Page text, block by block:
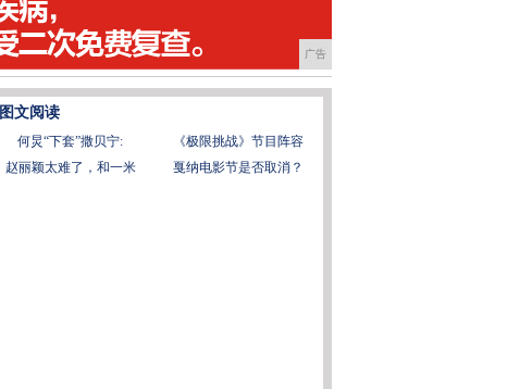
广告
图文阅读
何炅“下套”撒贝宁:
《极限挑战》节目阵容
赵丽颖太难了，和一米
戛纳电影节是否取消？